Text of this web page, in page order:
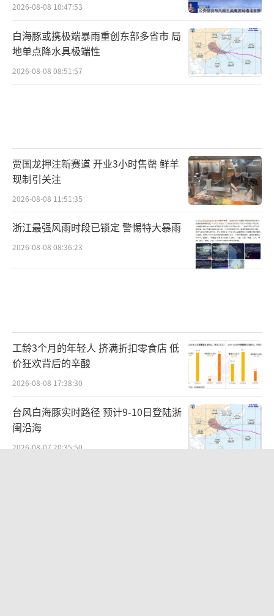
2026-08-08 10:47:53
白海豚或携极端暴雨重创东部多省市 局
地单点降水具极端性
2026-08-08 08:51:57
贾国龙押注新赛道 开业3小时售罄 鲜羊
现制引关注
2026-08-08 11:51:35
浙江最强风雨时段已锁定 警惕特大暴雨
2026-08-08 08:36:23
工龄3个月的年轻人 挤满折扣零食店 低
价狂欢背后的辛酸
2026-08-08 17:38:30
台风白海豚实时路径 预计9-10日登陆浙
闽沿海
2026-08-07 20:35:50